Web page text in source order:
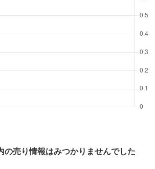
の売り情報はみつかりませんでした